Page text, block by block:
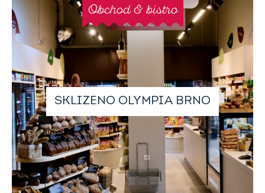
SKLIZENO OLYMPIA BRNO
Obchod & bistro